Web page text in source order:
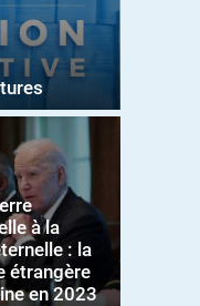
à la
: la
étrangère
en 2023